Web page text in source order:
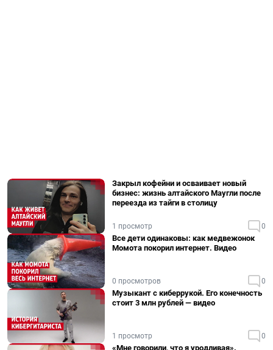
Закрыл кофейни и осваивает новый
бизнес: жизнь алтайского Маугли после
переезда из тайги в столицу
1 просмотр 0
Все дети одинаковы: как медвежонок
Момота покорил интернет. Видео
0 просмотров 0
Музыкант с киберрукой. Его конечность
стоит 3 млн рублей — видео
1 просмотр 0
«Мне говорили, что я уродливая».